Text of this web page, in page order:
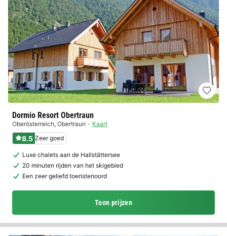
Dormio Resort Obertraun
Oberösterreich, Obertraun Kaart
8.5 Zeer goed
Luxe chalets aan de Hallstättersee
20 minuten rijden van het skigebied
Een zeer geliefd toeristenoord
Toon prijzen